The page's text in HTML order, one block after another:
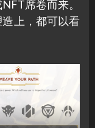
席卷而来。
上，都可以看